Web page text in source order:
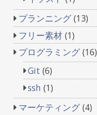
プランニング(13)
フリー素材(1)
プログラミング(16)
Git (6)
ssh (1)
マーケティング(4)